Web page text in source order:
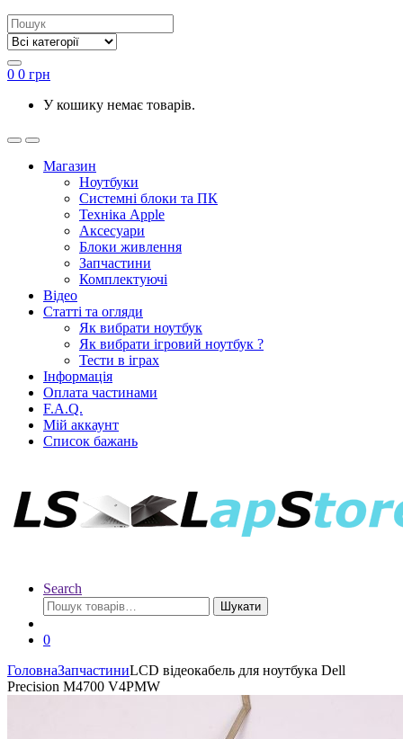
0 0 грн
У кошику немає товарів.
Магазин
Ноутбуки
Системні блоки та ПК
Техніка Apple
Аксесуари
Блоки живлення
Запчастини
Комплектуючі
Відео
Статті та огляди
Як вибрати ноутбук
Як вибрати ігровий ноутбук ?
Тести в іграх
Інформація
Оплата частинами
F.A.Q.
Мій аккаунт
Список бажань
Search
Шукати
0
ГоловнаЗапчастиниLCD відеокабель для ноутбука Dell
Precision M4700 V4PMW